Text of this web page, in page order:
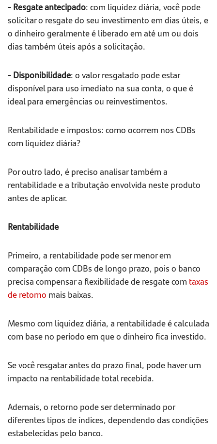
- Resgate antecipado: com liquidez diária, você pode
solicitar o resgate do seu investimento em dias úteis, e
o dinheiro geralmente é liberado em até um ou dois
dias também úteis após a solicitação.
- Disponibilidade: o valor resgatado pode estar
disponível para uso imediato na sua conta, o que é
ideal para emergências ou reinvestimentos.
Rentabilidade e impostos: como ocorrem nos CDBs
com liquidez diária?
Por outro lado, é preciso analisar também a
rentabilidade e a tributação envolvida neste produto
antes de aplicar.
Rentabilidade
Primeiro, a rentabilidade pode ser menor em
comparação com CDBs de longo prazo, pois o banco
precisa compensar a flexibilidade de resgate com taxas
de retorno mais baixas.
Mesmo com liquidez diária, a rentabilidade é calculada
com base no período em que o dinheiro fica investido.
Se você resgatar antes do prazo final, pode haver um
impacto na rentabilidade total recebida.
Ademais, o retorno pode ser determinado por
diferentes tipos de índices, dependendo das condições
estabelecidas pelo banco.